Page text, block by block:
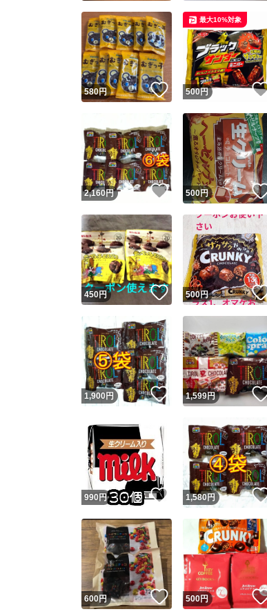
580円 いいね！
500 円
最大10%対象
2,160円 いいね！
500円
450円 いいね！
500円
1,900 円 いいね！
1,599円
990 円 いいね！
1,580円
600円 いいね！
500円